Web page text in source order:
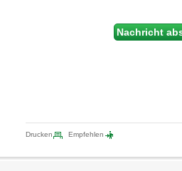
Drucken Empfehlen